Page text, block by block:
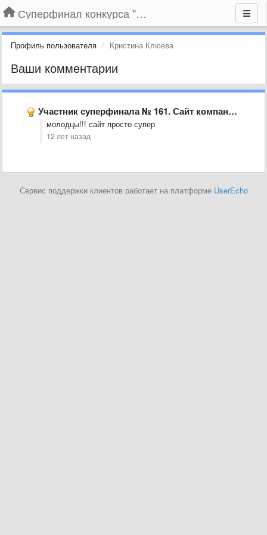
Суперфинал конкурса "Компания года-2014" на BLIZKO.ru
Профиль пользователя Кристина Клюева
Ваши комментарии
Участник суперфинала № 161. Сайт компании «СибирьПромЭксперт», г. Новосибирск
молодцы!!! сайт просто супер
12 лет назад
Сервис поддержки клиентов работает на платформе UserEcho